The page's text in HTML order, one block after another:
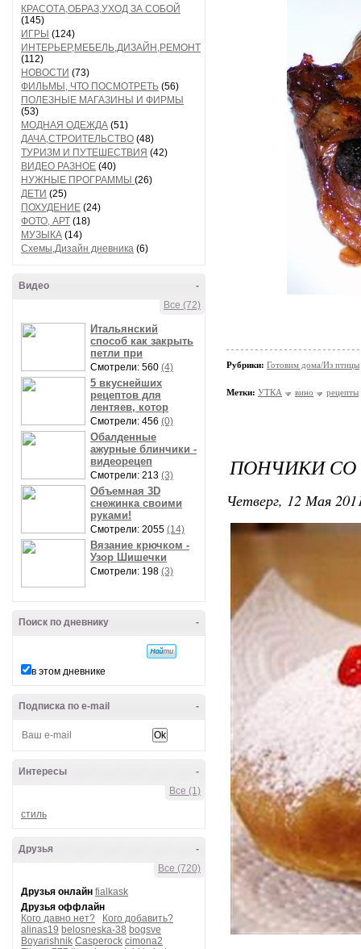
КРАСОТА,ОБРАЗ,УХОД ЗА СОБОЙ
(145)
ИГРЫ (124)
ИНТЕРЬЕР,МЕБЕЛЬ,ДИЗАЙН,РЕМОНТ
(112)
НОВОСТИ (73)
ФИЛЬМЫ, ЧТО ПОСМОТРЕТЬ (56)
ПОЛЕЗНЫЕ МАГАЗИНЫ И ФИРМЫ
(53)
МОДНАЯ ОДЕЖДА (51)
ДАЧА,СТРОИТЕЛЬСТВО (48)
ТУРИЗМ И ПУТЕШЕСТВИЯ (42)
ВИДЕО РАЗНОЕ (40)
НУЖНЫЕ ПРОГРАММЫ (26)
ДЕТИ (25)
ПОХУДЕНИЕ (24)
ФОТО, АРТ (18)
МУЗЫКА (14)
Схемы,Дизайн дневника (6)
-
Видео
Все (72)
Итальянский
способ как закрыть
петли при
Смотрели: 560 (4)
5 вкуснейших
рецептов для
лентяев, котор
Смотрели: 456 (0)
Обалденные
ажурные блинчики -
видеорецеп
Смотрели: 213 (3)
Объемная 3D
снежинка своими
руками!
Смотрели: 2055 (14)
Вязание крючком -
Узор Шишечки
Смотрели: 198 (3)
-
Поиск по дневнику
в этом дневнике
-
Подписка по e-mail
-
Интересы
Все (1)
стиль
-
Друзья
Все (720)
Друзья онлайн fialkask
Друзья оффлайн
Кого давно нет?
Кого добавить?
alinas19 belosneska-38 bogsve
Boyarishnik Casperock cimona2
Рубрики: Готовим дома/Из птицы
Метки: УТКА вино рецепты
ПОНЧИКИ
Четверг, 12 Мая